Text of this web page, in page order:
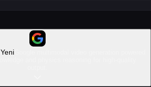
YeniGoogle multimodal video generation powered